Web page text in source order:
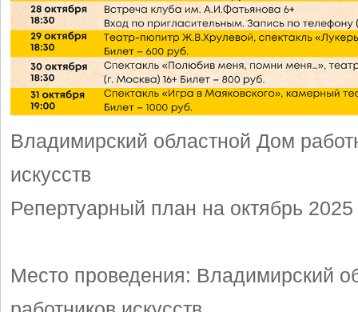
Владимирский областной Дом
искусств
Репертуарный план на октябрь 2025
Место проведения: Владимирский